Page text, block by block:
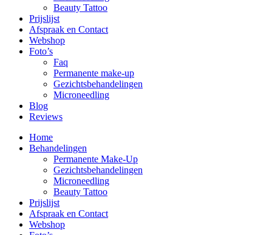
Beauty Tattoo
Prijslijst
Afspraak en Contact
Webshop
Foto’s
Faq
Permanente make-up
Gezichtsbehandelingen
Microneedling
Blog
Reviews
Home
Behandelingen
Permanente Make-Up
Gezichtsbehandelingen
Microneedling
Beauty Tattoo
Prijslijst
Afspraak en Contact
Webshop